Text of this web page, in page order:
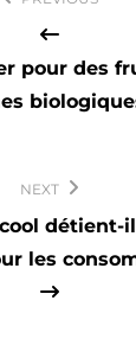
pour des
NEXT
détient-
les